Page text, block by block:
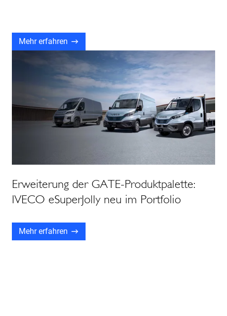
Mehr erfahren
Erweiterung der GATE-Produktpalette:
IVECO eSuperJolly neu im Portfolio
Mehr erfahren